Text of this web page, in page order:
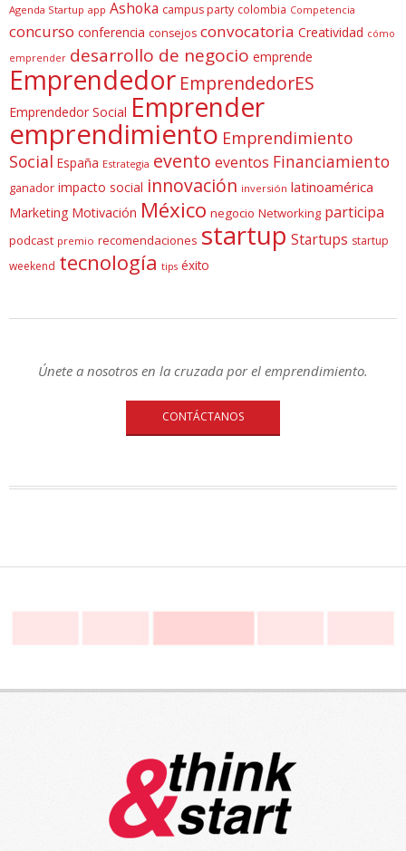
Agenda Startup app Ashoka campus party colombia Competencia
concurso conferencia consejos convocatoria Creatividad cómo
emprender desarrollo de negocio emprende
Emprendedor EmprendedorES
Emprendedor Social Emprender
emprendimiento Emprendimiento
Social España Estrategia evento eventos Financiamiento
ganador impacto social innovación inversión latinoamérica
Marketing Motivación México negocio Networking participa
podcast premio recomendaciones startup Startups startup
weekend tecnología tips éxito
Únete a nosotros en la cruzada por el emprendimiento.
CONTÁCTANOS